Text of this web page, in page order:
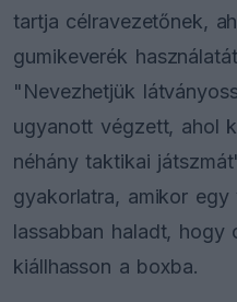
tartja célravezetőnek,
gumikeverék
"Nevezhetjük
ugyanott végzett, ahol
néhány taktikai
gyakorlatra, amikor egy
lassabban haladt, hogy
kiállhasson a boxba.